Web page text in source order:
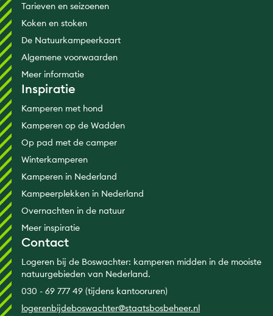
Tarieven en seizoenen
Koken en stoken
De Natuurkampeerkaart
Algemene voorwaarden
Meer informatie
Inspiratie
Kamperen met hond
Kamperen op de Wadden
Op pad met de camper
Winterkamperen
Kamperen in Nederland
Kampeerplekken in Nederland
Overnachten in de natuur
Meer inspiratie
Contact
Logeren bij de Boswachter: kamperen midden in de mooiste
natuurgebieden van Nederland.
030 - 69 777 49 (tijdens kantooruren)
logerenbijdeboswachter@staatsbosbeheer.nl